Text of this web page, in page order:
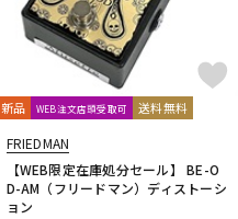
ヴィンテージ
新品 WEB注文店頭受取可 送料無料
FRIEDMAN
【WEB限定在庫処分セール】 BE-O
D-AM（フリードマン）ディストーシ
ョン